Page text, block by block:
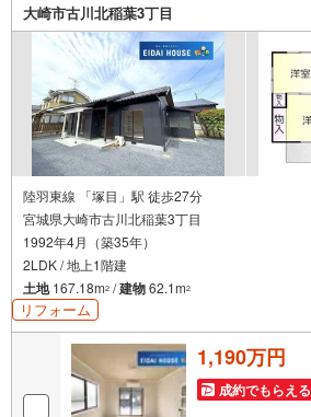
大崎市古川北稲葉3丁目
陸羽東線 「塚目」駅 徒歩27分
宮城県大崎市古川北稲葉3丁目
1992年4月（築35年）
2LDK / 地上1階建
土地167.18m2 /建物62.1m2
リフォーム
1,190万円
成約でもらえる